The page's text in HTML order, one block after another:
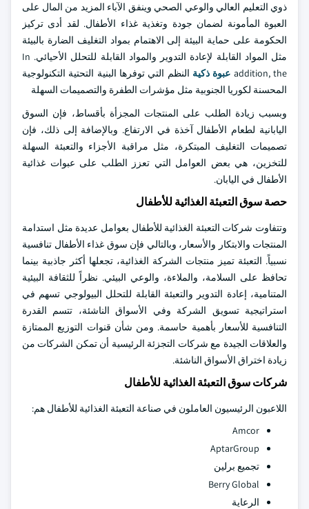
ذوي التعليم العالي والوعي الصحي وينفق الآباء المزيد من المال على
العبوة المأمونة لضمان جودة وتغذية غذاء الأطفال. لقد أدى تركيز
الحكومة على حماية البيئة إلى الاهتمام بمواد التغليف الضارة بالبيئة
مثل المواد القابلة لإعادة التدوير والمواد القابلة للتحلل الأحيائي. In
addition, the عبوة ذكية النظم التي توفرها البنية التحتية التكنولوجية
المحسنة لكوريا الجنوبية مثل مؤشرات الطفرة والتصميمات السهلة
وبسبب زيادة الطلب على المنتجات المجزأة بأقساط، فإن السوق
اليابانية لطعام الأطفال آخذة في الارتفاع. وبالإضافة إلى ذلك، فإن
تصميمات التغليف المبتكرة، مثل مراقبة الأجزاء والتعبئة السهلة
للتخزين، هي بعض العوامل التي تعزز الطلب على عبوات غذائية
الأطفال في اليابان.
حصة سوق التعبئة الغذائية للأطفال
وتتفاوت شركات التعبئة الغذائية للأطفال بعوامل عديدة مثل استدامة
المنتجات والابتكار والأسعار، وبالتالي فإن سوق غذاء الأطفال تنافسية
نسبياً. التعبئة تميز منتجات الشركة الغذائية، تجعلها أكثر جاذبية بينما
تحافظ على السلامة، والملاءة، والوعي البيئي. نظراً للثقافة البيئية
المتنامية، إعادة التدوير والتعبئة القابلة للتحلل البيولوجي تسهم في
استراتيجية تسويق الشركة وفي الأسواق الناشئة، تتسم القدرة
التنافسية للأسعار بأهمية حاسمة. ومن شأن قنوات التوزيع الممتازة
والعلاقات الجيدة مع شركات التجزئة الرئيسية أن تمكن الشركات من
زيادة اختراق الأسواق الناشئة.
شركات سوق التعبئة الغذائية للأطفال
اللاعبون الرئيسيون العاملون في صناعة التعبئة الغذائية للأطفال هم:
Amcor
AptarGroup
تجميع برلين
Berry Global
الرعاية